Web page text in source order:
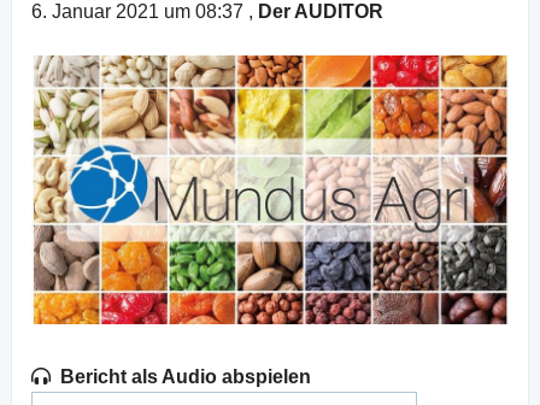
6. Januar 2021 um 08:37 , Der AUDITOR
Bericht als Audio abspielen